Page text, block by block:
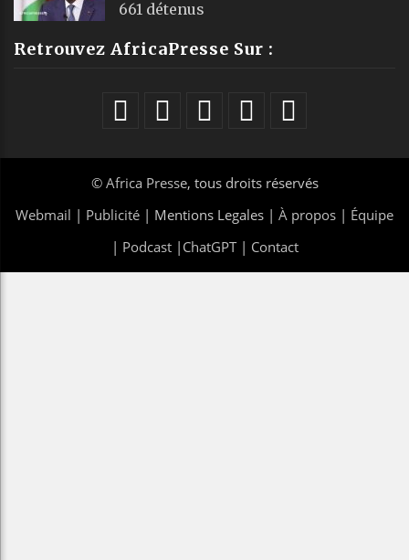
661 détenus
Retrouvez AfricaPresse Sur :
© Africa Presse, tous droits réservés
Webmail | Publicité | Mentions Legales | À propos | Équipe
| Podcast| ChatGPT| Contact